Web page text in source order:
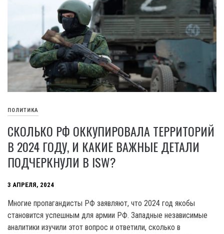
ПОЛИТИКА
СКОЛЬКО РФ ОККУПИРОВАЛА ТЕРРИТОРИЙ
В 2024 ГОДУ, И КАКИЕ ВАЖНЫЕ ДЕТАЛИ
ПОДЧЕРКНУЛИ В ISW?
3 АПРЕЛЯ, 2024
Многие пропагандисты РФ заявляют, что 2024 год якобы
становится успешным для армии РФ. Западные независимые
аналитики изучили этот вопрос и ответили, сколько в